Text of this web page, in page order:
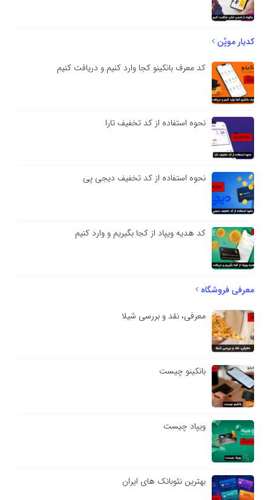
کدیار موپُن
کد معرف بانکینو کجا وارد کنیم و دریافت کنیم
نحوه استفاده از کد تخفیف تارا
نحوه استفاده از کد تخفیف دیجی پی
کد هدیه ویپاد از کجا بگیریم و وارد کنیم
معرفی فروشگاه
معرفی، نقد و بررسی شیلا
بانکینو چیست
ویپاد چیست
بهترین نئوبانک های ایران